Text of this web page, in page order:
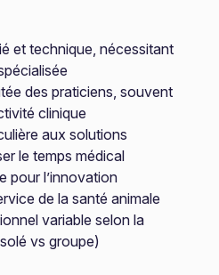
et technique, nécessitant
des praticiens, souvent
clinique
aux solutions
le temps médical
pour l’innovation
de la santé animale
variable selon la
vs groupe)